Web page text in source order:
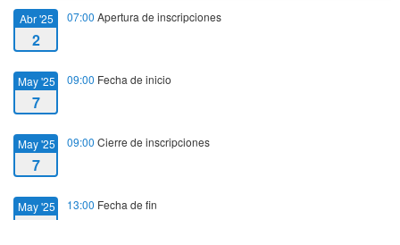
Abr '25
2
07:00 Apertura de inscripciones
May '25
7
09:00 Fecha de inicio
May '25
7
09:00 Cierre de inscripciones
May '25 13:00 Fecha de fin